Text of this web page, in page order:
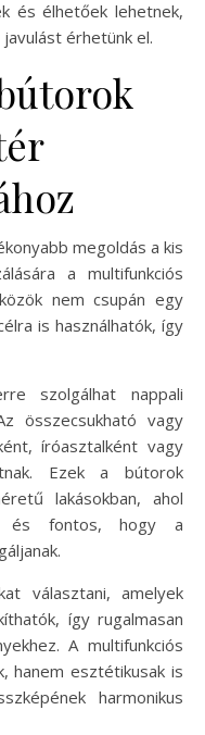
és élhetőek lehetnek,
érhetünk el.
megoldás a kis
a multifunkciós
nem csupán egy
is használhatók, így
szolgálhat nappali
összecsukható vagy
íróasztalként vagy
Ezek a bútorok
lakásokban, ahol
és fontos, hogy a
választani, amelyek
így rugalmasan
A multifunkciós
hanem esztétikusak is
harmonikus